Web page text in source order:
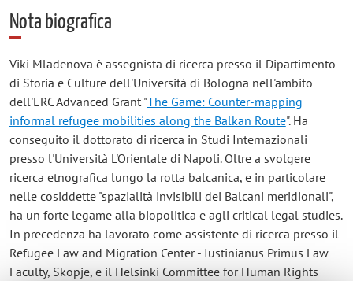
Nota biografica
Viki Mladenova è assegnista di ricerca presso il Dipartimento
di Storia e Culture dell'Università di Bologna nell'ambito
dell'ERC Advanced Grant "The Game: Counter-mapping
informal refugee mobilities along the Balkan Route". Ha
conseguito il dottorato di ricerca in Studi Internazionali
presso l'Università L'Orientale di Napoli. Oltre a svolgere
ricerca etnografica lungo la rotta balcanica, e in particolare
nelle cosiddette "spazialità invisibili dei Balcani meridionali",
ha un forte legame alla biopolitica e agli critical legal studies.
In precedenza ha lavorato come assistente di ricerca presso il
Refugee Law and Migration Center - Iustinianus Primus Law
Faculty, Skopje, e il Helsinki Committee for Human Rights